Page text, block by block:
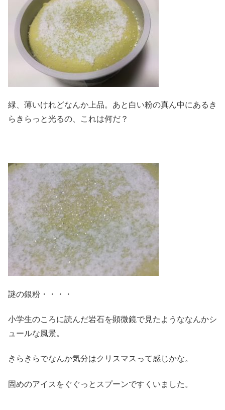
緑、薄いけれどなんか上品。あと白い粉の真ん中にあるき
らきらっと光るの、これは何だ？
謎の銀粉・・・・
小学生のころに読んだ岩石を顕微鏡で見たようななんかシ
ュールな風景。
きらきらでなんか気分はクリスマスって感じかな。
固めのアイスをぐぐっとスプーンですくいました。